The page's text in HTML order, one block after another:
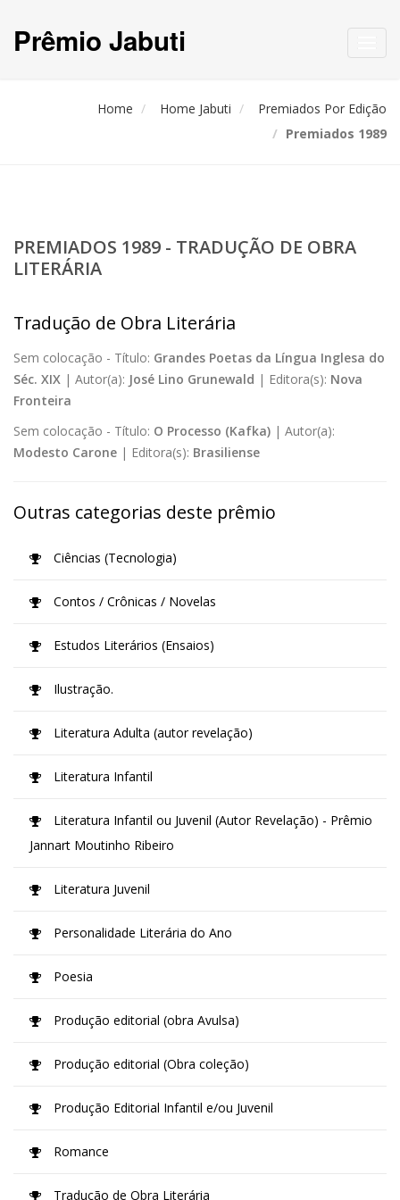
Prêmio Jabuti
Home Home Jabuti
Premiados Por Edição
Premiados 1989
PREMIADOS 1989 - TRADUÇÃO DE OBRA
LITERÁRIA
Tradução de Obra Literária
Sem colocação - Título: Grandes Poetas da Língua Inglesa do
Séc. XIX | Autor(a): José Lino Grunewald | Editora(s): Nova
Fronteira
Sem colocação - Título: O Processo (Kafka) | Autor(a):
Modesto Carone | Editora(s): Brasiliense
Outras categorias deste prêmio
Ciências (Tecnologia)
Contos / Crônicas / Novelas
Estudos Literários (Ensaios)
Ilustração.
Literatura Adulta (autor revelação)
Literatura Infantil
Literatura Infantil ou Juvenil (Autor Revelação) - Prêmio
Jannart Moutinho Ribeiro
Literatura Juvenil
Personalidade Literária do Ano
Poesia
Produção editorial (obra Avulsa)
Produção editorial (Obra coleção)
Produção Editorial Infantil e/ou Juvenil
Romance
Tradução de Obra Literária